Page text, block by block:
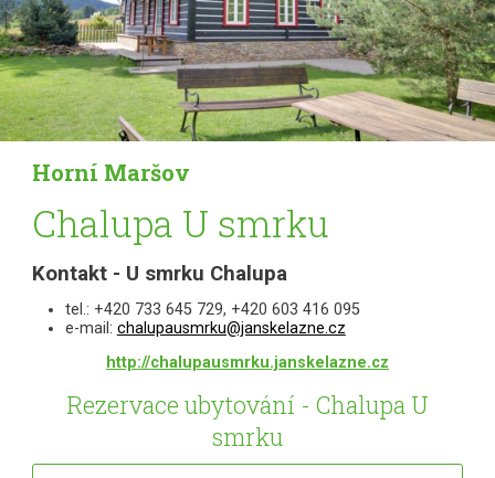
Horní Maršov
Chalupa U smrku
Kontakt - U smrku Chalupa
tel.: +420 733 645 729, +420 603 416 095
e-mail: chalupausmrku@janskelazne.cz
http://chalupausmrku.janskelazne.cz
Rezervace ubytování - Chalupa U
smrku